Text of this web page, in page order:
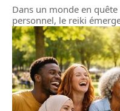
Dans un monde en
personnel, le reiki